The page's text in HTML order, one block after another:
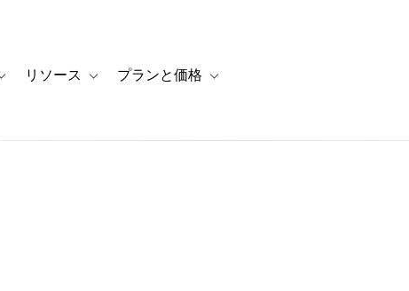
スタマーストーリー
Toggle sub-navigation for ソリューション
リソース Toggle sub-navigation for リソース
プランと価格 Toggle sub-navigation for プランと価格